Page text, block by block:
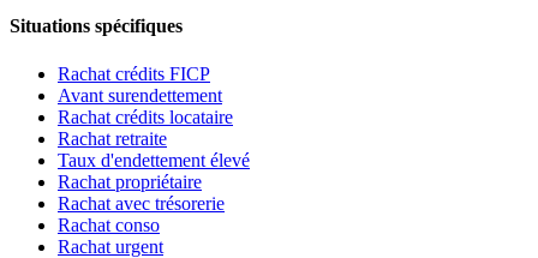
Situations spécifiques
Rachat crédits FICP
Avant surendettement
Rachat crédits locataire
Rachat retraite
Taux d'endettement élevé
Rachat propriétaire
Rachat avec trésorerie
Rachat conso
Rachat urgent